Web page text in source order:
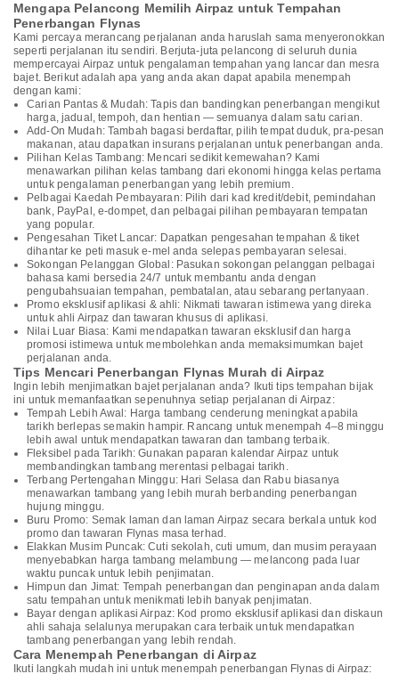
Mengapa Pelancong Memilih Airpaz untuk Tempahan
Penerbangan Flynas
Kami percaya merancang perjalanan anda haruslah sama menyeronokkan
seperti perjalanan itu sendiri. Berjuta-juta pelancong di seluruh dunia
mempercayai Airpaz untuk pengalaman tempahan yang lancar dan mesra
bajet. Berikut adalah apa yang anda akan dapat apabila menempah
dengan kami:
Carian Pantas & Mudah: Tapis dan bandingkan penerbangan mengikut
harga, jadual, tempoh, dan hentian — semuanya dalam satu carian.
Add-On Mudah: Tambah bagasi berdaftar, pilih tempat duduk, pra-pesan
makanan, atau dapatkan insurans perjalanan untuk penerbangan anda.
Pilihan Kelas Tambang: Mencari sedikit kemewahan? Kami
menawarkan pilihan kelas tambang dari ekonomi hingga kelas pertama
untuk pengalaman penerbangan yang lebih premium.
Pelbagai Kaedah Pembayaran: Pilih dari kad kredit/debit, pemindahan
bank, PayPal, e-dompet, dan pelbagai pilihan pembayaran tempatan
yang popular.
Pengesahan Tiket Lancar: Dapatkan pengesahan tempahan & tiket
dihantar ke peti masuk e-mel anda selepas pembayaran selesai.
Sokongan Pelanggan Global: Pasukan sokongan pelanggan pelbagai
bahasa kami bersedia 24/7 untuk membantu anda dengan
pengubahsuaian tempahan, pembatalan, atau sebarang pertanyaan.
Promo eksklusif aplikasi & ahli: Nikmati tawaran istimewa yang direka
untuk ahli Airpaz dan tawaran khusus di aplikasi.
Nilai Luar Biasa: Kami mendapatkan tawaran eksklusif dan harga
promosi istimewa untuk membolehkan anda memaksimumkan bajet
perjalanan anda.
Tips Mencari Penerbangan Flynas Murah di Airpaz
Ingin lebih menjimatkan bajet perjalanan anda? Ikuti tips tempahan bijak
ini untuk memanfaatkan sepenuhnya setiap perjalanan di Airpaz:
Tempah Lebih Awal: Harga tambang cenderung meningkat apabila
tarikh berlepas semakin hampir. Rancang untuk menempah 4–8 minggu
lebih awal untuk mendapatkan tawaran dan tambang terbaik.
Fleksibel pada Tarikh: Gunakan paparan kalendar Airpaz untuk
membandingkan tambang merentasi pelbagai tarikh.
Terbang Pertengahan Minggu: Hari Selasa dan Rabu biasanya
menawarkan tambang yang lebih murah berbanding penerbangan
hujung minggu.
Buru Promo: Semak laman dan laman Airpaz secara berkala untuk kod
promo dan tawaran Flynas masa terhad.
Elakkan Musim Puncak: Cuti sekolah, cuti umum, dan musim perayaan
menyebabkan harga tambang melambung — melancong pada luar
waktu puncak untuk lebih penjimatan.
Himpun dan Jimat: Tempah penerbangan dan penginapan anda dalam
satu tempahan untuk menikmati lebih banyak penjimatan.
Bayar dengan aplikasi Airpaz: Kod promo eksklusif aplikasi dan diskaun
ahli sahaja selalunya merupakan cara terbaik untuk mendapatkan
tambang penerbangan yang lebih rendah.
Cara Menempah Penerbangan di Airpaz
Ikuti langkah mudah ini untuk menempah penerbangan Flynas di Airpaz: